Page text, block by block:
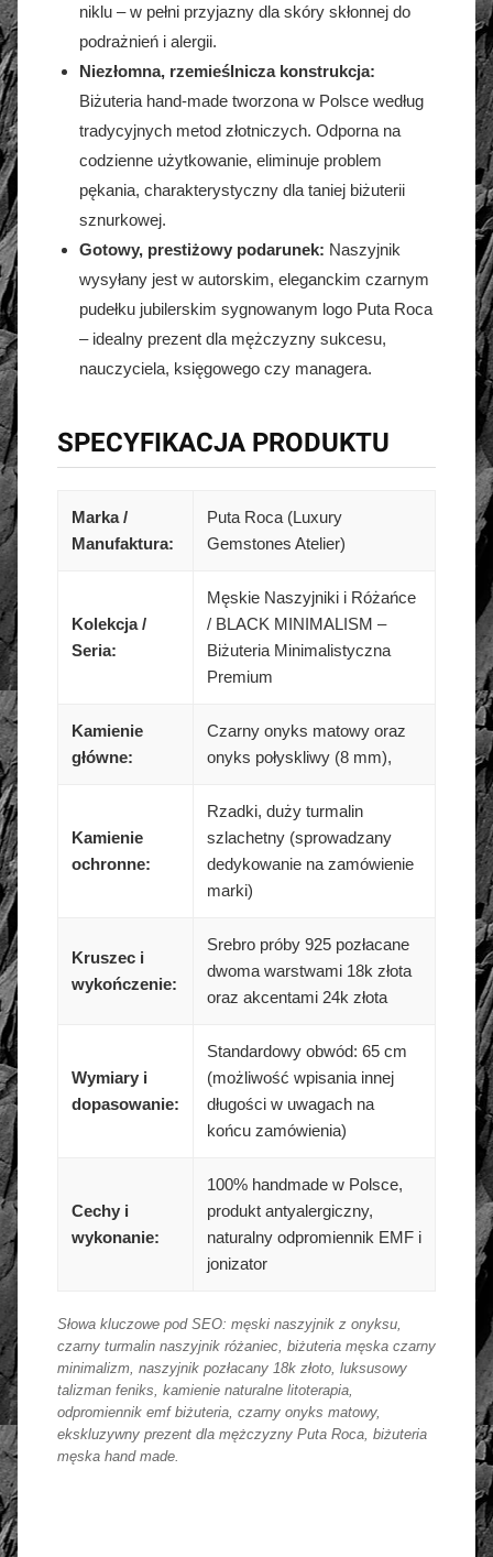
niklu – w pełni przyjazny dla skóry skłonnej do
podrażnień i alergii.
Niezłomna, rzemieślnicza konstrukcja:
Biżuteria hand-made tworzona w Polsce według
tradycyjnych metod złotniczych. Odporna na
codzienne użytkowanie, eliminuje problem
pękania, charakterystyczny dla taniej biżuterii
sznurkowej.
Gotowy, prestiżowy podarunek: Naszyjnik
wysyłany jest w autorskim, eleganckim czarnym
pudełku jubilerskim sygnowanym logo Puta Roca
– idealny prezent dla mężczyzny sukcesu,
nauczyciela, księgowego czy managera.
SPECYFIKACJA PRODUKTU
Marka /
Manufaktura:
Puta Roca (Luxury
Gemstones Atelier)
Kolekcja /
Seria:
Męskie Naszyjniki i Różańce
/ BLACK MINIMALISM –
Biżuteria Minimalistyczna
Premium
Kamienie
główne:
Czarny onyks matowy oraz
onyks połyskliwy (8 mm),
Kamienie
ochronne:
Rzadki, duży turmalin
szlachetny (sprowadzany
dedykowanie na zamówienie
marki)
Kruszec i
wykończenie:
Srebro próby 925 pozłacane
dwoma warstwami 18k złota
oraz akcentami 24k złota
Wymiary i
dopasowanie:
Standardowy obwód: 65 cm
(możliwość wpisania innej
długości w uwagach na
końcu zamówienia)
Cechy i
wykonanie:
100% handmade w Polsce,
produkt antyalergiczny,
naturalny odpromiennik EMF i
jonizator
Słowa kluczowe pod SEO: męski naszyjnik z onyksu,
czarny turmalin naszyjnik różaniec, biżuteria męska czarny
minimalizm, naszyjnik pozłacany 18k złoto, luksusowy
talizman feniks, kamienie naturalne litoterapia,
odpromiennik emf biżuteria, czarny onyks matowy,
ekskluzywny prezent dla mężczyzny Puta Roca, biżuteria
męska hand made.